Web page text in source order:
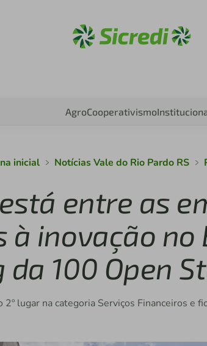
AgroCooperativismo
inicial Notícias Vale do Rio Pardo RS
entre as
à inovação no
da 100 Open
2º lugar na categoria Serviços Financeiros e